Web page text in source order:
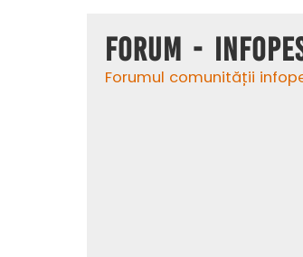
Forum -
Forumul comunității